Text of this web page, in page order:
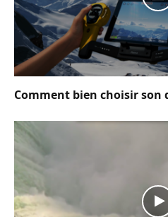
Comment bien choisir son